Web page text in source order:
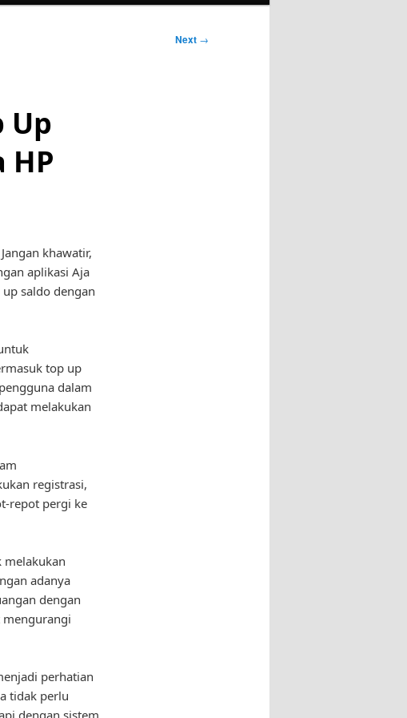
Next →
Up
HP
khawatir,
aplikasi Aja
saldo dengan
top up
dalam
melakukan
registrasi,
repot pergi ke
melakukan
adanya
dengan
mengurangi
perhatian
tidak perlu